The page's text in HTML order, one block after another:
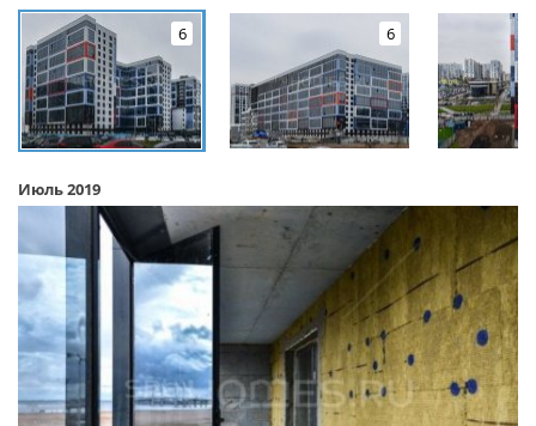
6 6
Июль 2019